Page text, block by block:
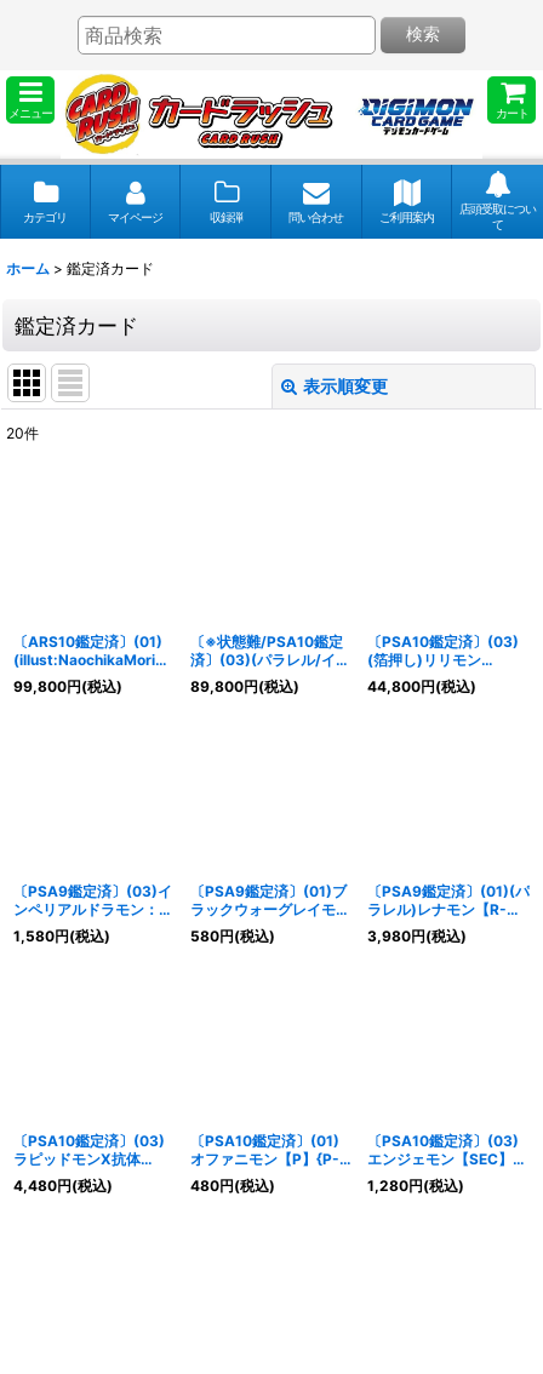
メニュー カート
検索
カテゴリ マイページ 収録弾 問い合わせ ご利用案内
店頭受取につい
て
ホーム > 鑑定済カード
鑑定済カード
表示順変更
20件
〔ARS10鑑定済〕(01)
(illust:NaochikaMorishi
ta)インペリアルドラモ
ン：ファイターモード
99,800円(税込)
〔※状態難/PSA10鑑定
済〕(03)(パラレル/イラ
スト
白/illust:Tonamikanji)
89,800円(税込)
〔PSA10鑑定済〕(03)
(箔押し)リリモン
ACE【SP】{BT14-
049}《緑》
44,800円(税込)
〔PSA9鑑定済〕(03)イ
ンペリアルドラモン：パ
ラディンモード
ACE【SR】{BT17-077}
1,580円(税込)
〔PSA9鑑定済〕(01)ブ
ラックウォーグレイモン
【SR】{BT8-070}
《多》
580円(税込)
〔PSA9鑑定済〕(01)(パ
ラレル)レナモン【R-
P】{EX2-019}《黄》
3,980円(税込)
〔PSA10鑑定済〕(03)
ラピッドモンX抗体
【SEC】{BT16-101}
《多》
4,480円(税込)
〔PSA10鑑定済〕(01)
オファニモン【P】{P-
053}《黄》
480円(税込)
〔PSA10鑑定済〕(03)
エンジェモン【SEC】
{BT14-102}《黄》
1,280円(税込)